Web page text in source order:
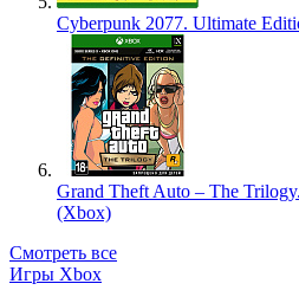
Cyberpunk 2077. Ultimate
Grand Theft Auto – The
(Xbox)
Смотреть все
Игры Xbox